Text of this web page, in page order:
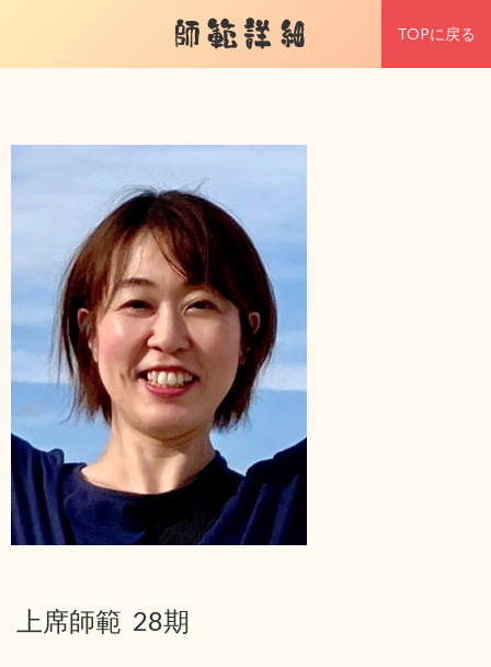
師範詳細 TOPに戻る
上席師範 28期